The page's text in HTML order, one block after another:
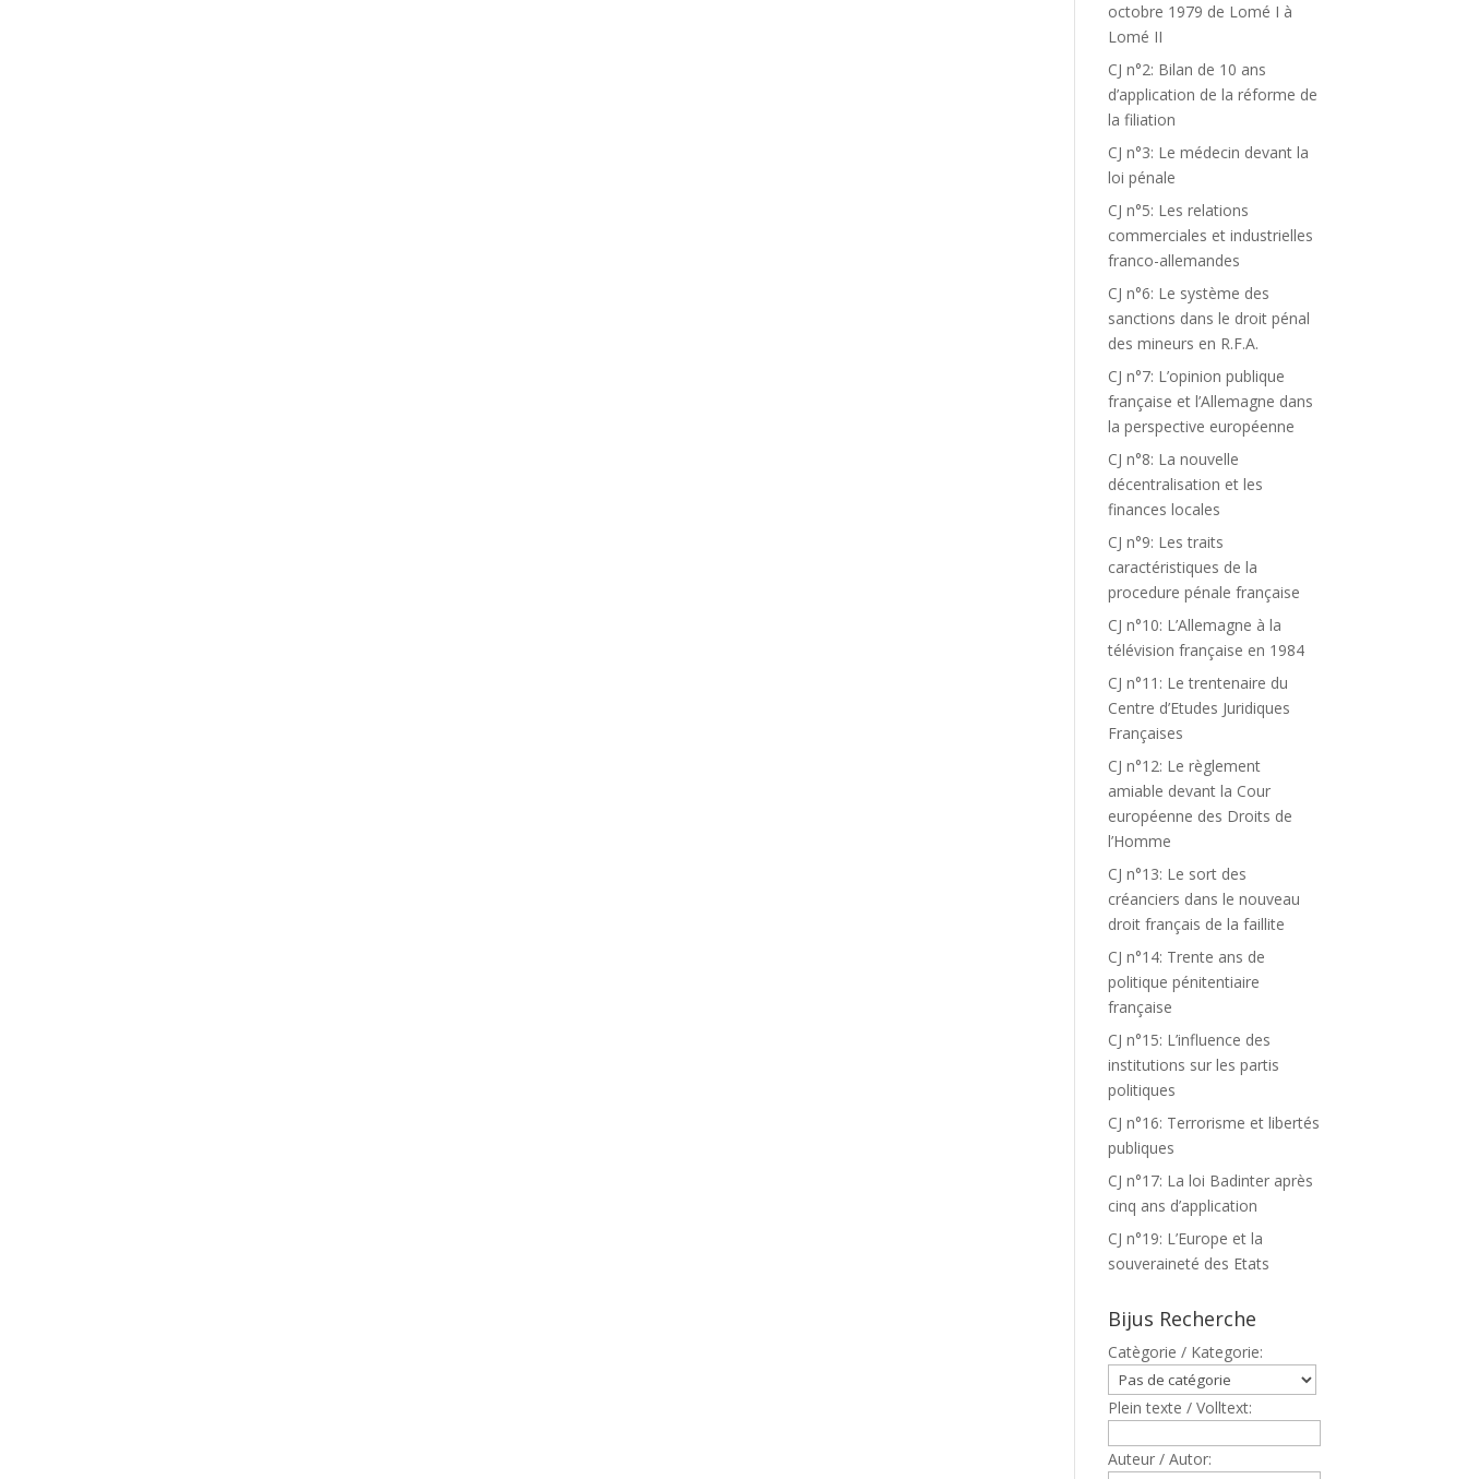
octobre 1979 de Lomé I à
Lomé II
CJ n°2: Bilan de 10 ans
d’application de la réforme de
la filiation
CJ n°3: Le médecin devant la
loi pénale
CJ n°5: Les relations
commerciales et industrielles
franco-allemandes
CJ n°6: Le système des
sanctions dans le droit pénal
des mineurs en R.F.A.
CJ n°7: L’opinion publique
française et l’Allemagne dans
la perspective européenne
CJ n°8: La nouvelle
décentralisation et les
finances locales
CJ n°9: Les traits
caractéristiques de la
procedure pénale française
CJ n°10: L’Allemagne à la
télévision française en 1984
CJ n°11: Le trentenaire du
Centre d’Etudes Juridiques
Françaises
CJ n°12: Le règlement
amiable devant la Cour
européenne des Droits de
l’Homme
CJ n°13: Le sort des
créanciers dans le nouveau
droit français de la faillite
CJ n°14: Trente ans de
politique pénitentiaire
française
CJ n°15: L’influence des
institutions sur les partis
politiques
CJ n°16: Terrorisme et libertés
publiques
CJ n°17: La loi Badinter après
cinq ans d’application
CJ n°19: L’Europe et la
souveraineté des Etats
Bijus Recherche
Catègorie / Kategorie:
Plein texte / Volltext:
Auteur / Autor: